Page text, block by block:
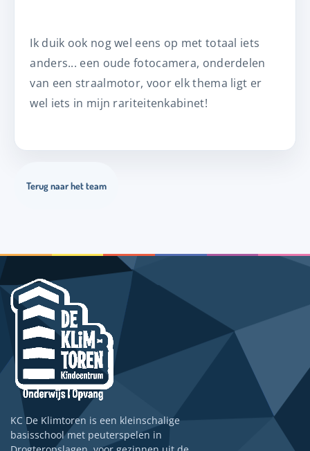
Ik duik ook nog wel eens op met totaal iets
anders... een oude fotocamera, onderdelen
van een straalmotor, voor elk thema ligt er
wel iets in mijn rariteitenkabinet!
Terug naar het team
KC De Klimtoren is een kleinschalige
basisschool met peuterspelen in